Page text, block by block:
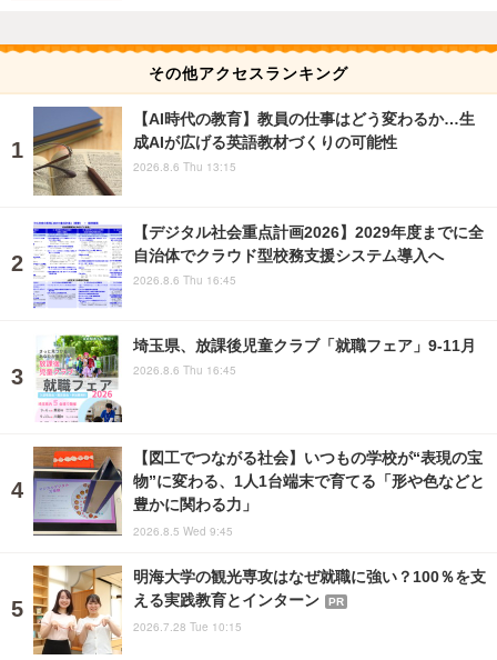
その他アクセスランキング
【AI時代の教育】教員の仕事はどう変わるか…生
成AIが広げる英語教材づくりの可能性
2026.8.6 Thu 13:15
【デジタル社会重点計画2026】2029年度までに全
自治体でクラウド型校務支援システム導入へ
2026.8.6 Thu 16:45
埼玉県、放課後児童クラブ「就職フェア」9-11月
2026.8.6 Thu 16:45
【図工でつながる社会】いつもの学校が“表現の宝
物”に変わる、1人1台端末で育てる「形や色などと
豊かに関わる力」
2026.8.5 Wed 9:45
明海大学の観光専攻はなぜ就職に強い？100％を支
える実践教育とインターン
PR
2026.7.28 Tue 10:15